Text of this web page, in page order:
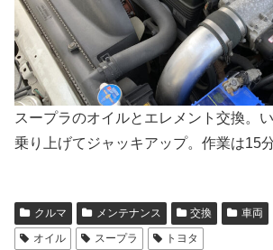
スープラのオイルとエレメント交換。
乗り上げてジャッキアップ。作業は15
クルマ メンテナンス 交換 車両
オイル
スープラ トヨタ